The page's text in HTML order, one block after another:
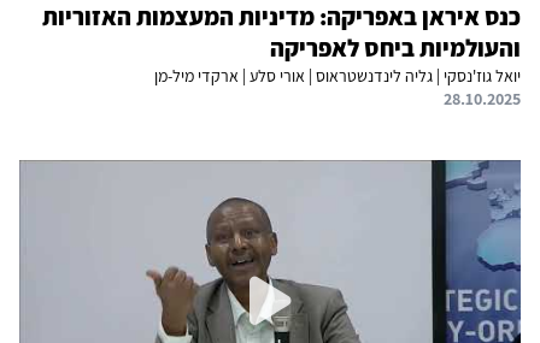
כנס איראן באפריקה: מדיניות המעצמות האזוריות
והעולמיות ביחס לאפריקה
יואל גוז'נסקי | גליה לינדנשטראוס | אורי סלע | ארקדי מיל-מן
28.10.2025